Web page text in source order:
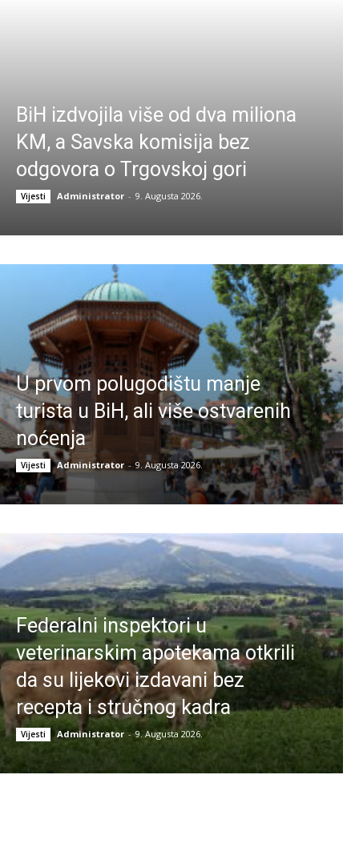
BiH izdvojila više od dva miliona
KM, a Savska komisija bez
odgovora o Trgovskoj gori
Vijesti Administrator - 9. Augusta 2026.
U prvom polugodištu manje
turista u BiH, ali više ostvarenih
noćenja
Vijesti Administrator - 9. Augusta 2026.
Federalni inspektori u
veterinarskim apotekama otkrili
da su lijekovi izdavani bez
recepta i stručnog kadra
Vijesti Administrator - 9. Augusta 2026.